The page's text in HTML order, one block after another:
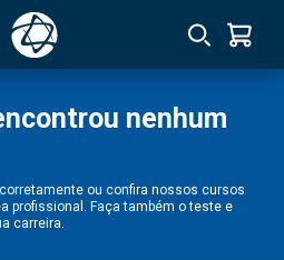
nenhum
ou confira nossos cursos
profissional. Faça também o teste e
carreira.